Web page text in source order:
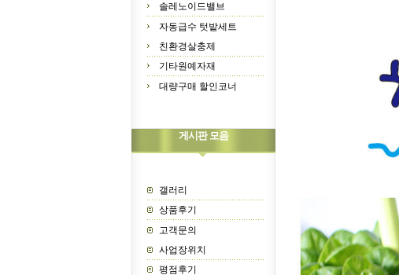
솔레노이드밸브
자동급수 텃밭세트
친환경살충제
기타원예자재
대량구매 할인코너
게시판 모음
갤러리
상품후기
고객문의
사업장위치
평점후기